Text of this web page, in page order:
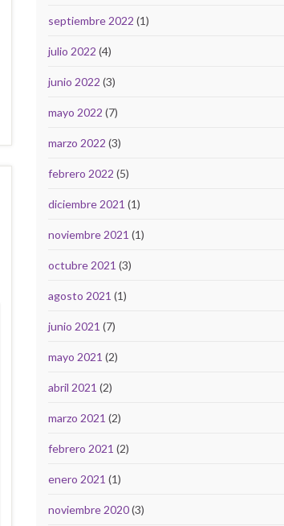
septiembre 2022 (1)
julio 2022 (4)
junio 2022 (3)
mayo 2022 (7)
marzo 2022 (3)
febrero 2022 (5)
diciembre 2021 (1)
noviembre 2021 (1)
octubre 2021 (3)
agosto 2021 (1)
junio 2021 (7)
mayo 2021 (2)
abril 2021 (2)
marzo 2021 (2)
febrero 2021 (2)
enero 2021 (1)
noviembre 2020(3)